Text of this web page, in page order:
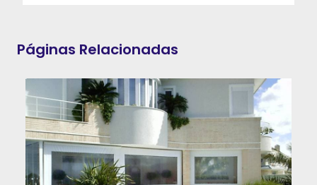
Páginas Relacionadas